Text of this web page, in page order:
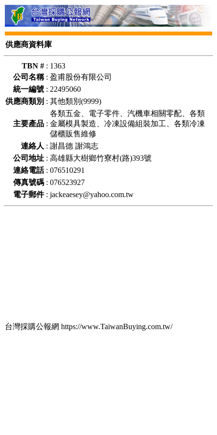
供應商資料庫
TBN # : 1363
公司名稱: 盈甫股份有限公司
統一編號 : 22495060
供應商類別 : 其他類別(9999)
主要產品 :
各類五金、電子零件、汽機車相關零配、各類
金屬模具製造、冷凍設備組裝加工、各類冷凍
儲櫃販售維修
連絡人 : 謝昌德 謝鴻志
公司地址 : 高雄縣大樹鄉竹寮村(路)393號
連絡電話: 076510291
傳真號碼 : 076523927
電子郵件: jackeaesey@yahoo.com.tw
台灣採購公報網 https://www.TaiwanBuying.com.tw/